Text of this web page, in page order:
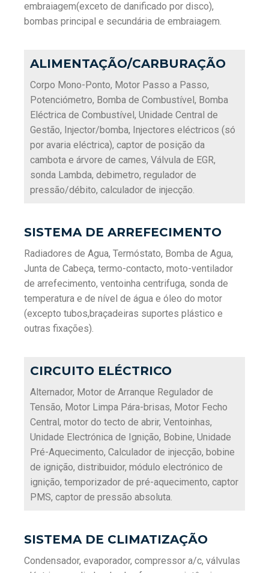
embraiagem(exceto de danificado por disco),
bombas principal e secundária de embraiagem.
ALIMENTAÇÃO/CARBURAÇÃO
Corpo Mono-Ponto, Motor Passo a Passo,
Potenciómetro, Bomba de Combustível, Bomba
Eléctrica de Combustível, Unidade Central de
Gestão, Injector/bomba, Injectores eléctricos (só
por avaria eléctrica), captor de posição da
cambota e árvore de cames, Válvula de EGR,
sonda Lambda, debimetro, regulador de
pressão/débito, calculador de injecção.
SISTEMA DE ARREFECIMENTO
Radiadores de Agua, Termóstato, Bomba de Agua,
Junta de Cabeça, termo-contacto, moto-ventilador
de arrefecimento, ventoinha centrifuga, sonda de
temperatura e de nível de água e óleo do motor
(excepto tubos,braçadeiras suportes plástico e
outras fixações).
CIRCUITO ELÉCTRICO
Alternador, Motor de Arranque Regulador de
Tensão, Motor Limpa Pára-brisas, Motor Fecho
Central, motor do tecto de abrir, Ventoinhas,
Unidade Electrónica de Ignição, Bobine, Unidade
Pré-Aquecimento, Calculador de injecção, bobine
de ignição, distribuidor, módulo electrónico de
ignição, temporizador de pré-aquecimento, captor
PMS, captor de pressão absoluta.
SISTEMA DE CLIMATIZAÇÃO
Condensador, evaporador, compressor a/c, válvulas